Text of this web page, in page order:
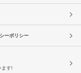
ーポリシー
ます!